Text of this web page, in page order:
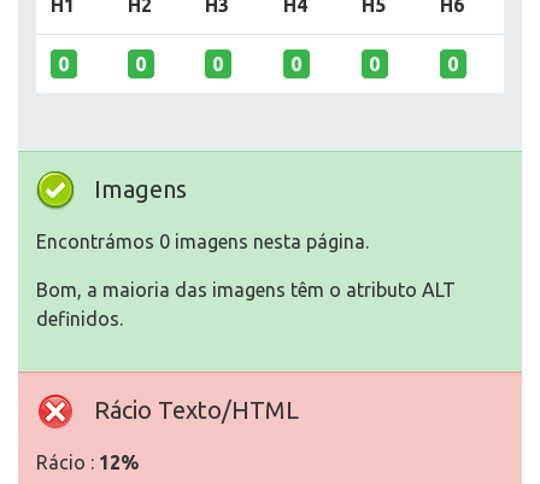
H1 H2 H3 H4 H5 H6
0 0 0 0 0 0
Imagens
Encontrámos 0 imagens nesta página.
Bom, a maioria das imagens têm o atributo ALT
definidos.
Rácio Texto/HTML
Rácio : 12%